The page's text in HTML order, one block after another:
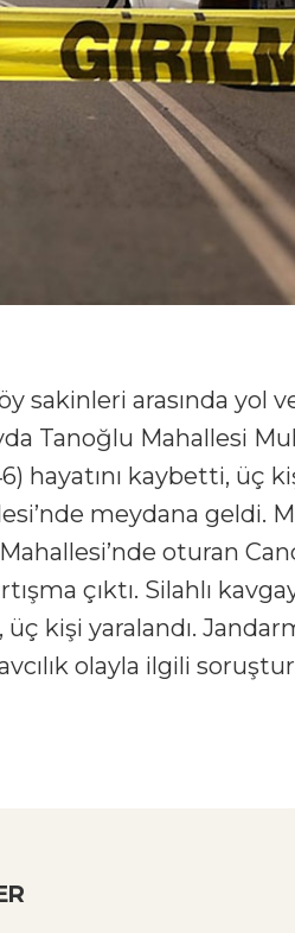
sakinleri arasında yol
Tanoğlu Mahallesi
hayatını kaybetti, üç
meydana geldi.
oturan
çıktı. Silahlı
kişi yaralandı.
olayla ilgili